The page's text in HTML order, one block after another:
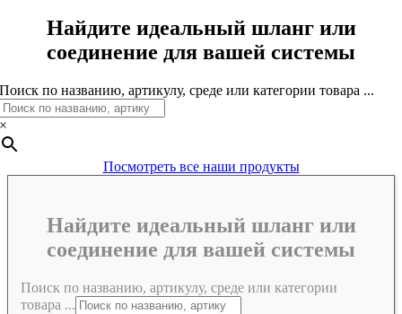
Найдите идеальный шланг или
соединение для вашей системы
Поиск по названию, артикулу, среде или категории товара ...
×
Посмотреть все наши продукты
Найдите идеальный шланг или
соединение для вашей системы
Поиск по названию, артикулу, среде или категории
товара ...